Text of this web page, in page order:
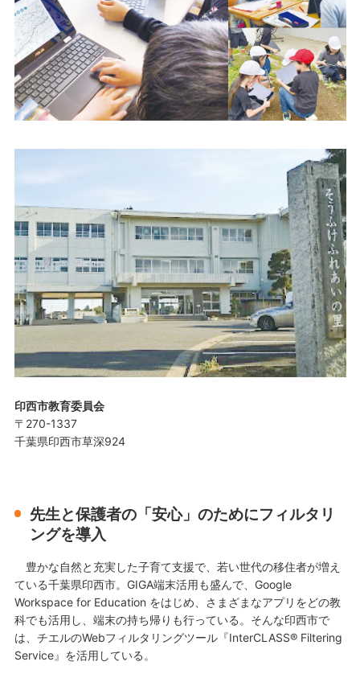
印西市教育委員会
〒270-1337
千葉県印西市草深924
先生と保護者の「安心」のためにフィルタリ
ングを導入
豊かな自然と充実した子育て支援で、若い世代の移住者が増え
ている千葉県印西市。GIGA端末活用も盛んで、Google
Workspace for Education をはじめ、さまざまなアプリをどの教
科でも活用し、端末の持ち帰りも行っている。そんな印西市で
は、チエルのWebフィルタリングツール『InterCLASS® Filtering
Service』を活用している。